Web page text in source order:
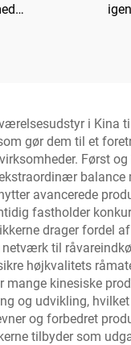
i Kina
gør dem til et
Først
balance
avancerede
fastholder
drager fordel
til
højkvalitets
mange kinesiske
og udvikling,
og forbedret
tilbyder som